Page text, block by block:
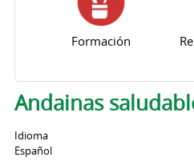
Formación
Andainas
Idioma
Español